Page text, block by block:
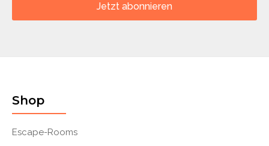
Jetzt abonnieren
Shop
Escape-Rooms